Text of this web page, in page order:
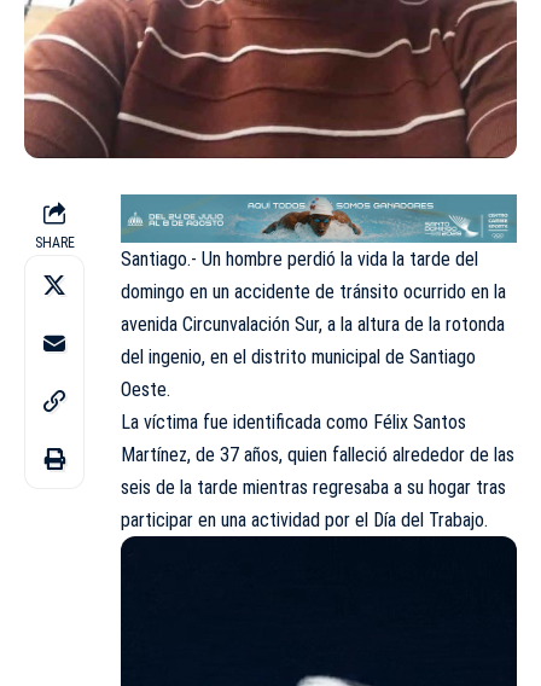
SHARE
Santiago.- Un hombre perdió la vida la tarde del
domingo en un accidente de tránsito ocurrido en la
avenida Circunvalación Sur, a la altura de la rotonda
del ingenio, en el distrito municipal de Santiago
Oeste.
La víctima fue identificada como Félix Santos
Martínez, de 37 años, quien falleció alrededor de las
seis de la tarde mientras regresaba a su hogar tras
participar en una actividad por el Día del Trabajo.